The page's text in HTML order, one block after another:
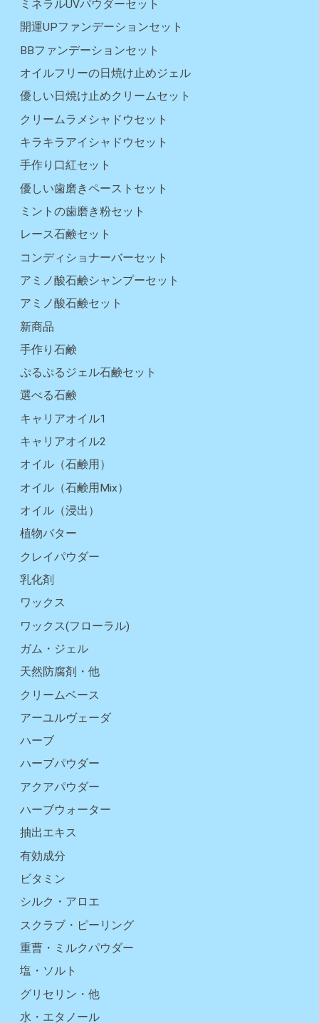
ミネラルUVパウダーセット
開運UPファンデーションセット
BBファンデーションセット
オイルフリーの日焼け止めジェル
優しい日焼け止めクリームセット
クリームラメシャドウセット
キラキラアイシャドウセット
手作り口紅セット
優しい歯磨きペーストセット
ミントの歯磨き粉セット
レース石鹸セット
コンディショナーバーセット
アミノ酸石鹸シャンプーセット
アミノ酸石鹸セット
新商品
手作り石鹸
ぷるぷるジェル石鹸セット
選べる石鹸
キャリアオイル1
キャリアオイル2
オイル（石鹸用）
オイル（石鹸用Mix）
オイル（浸出）
植物バター
クレイパウダー
乳化剤
ワックス
ワックス(フローラル)
ガム・ジェル
天然防腐剤・他
クリームベース
アーユルヴェーダ
ハーブ
ハーブパウダー
アクアパウダー
ハーブウォーター
抽出エキス
有効成分
ビタミン
シルク・アロエ
スクラブ・ピーリング
重曹・ミルクパウダー
塩・ソルト
グリセリン・他
水・エタノール